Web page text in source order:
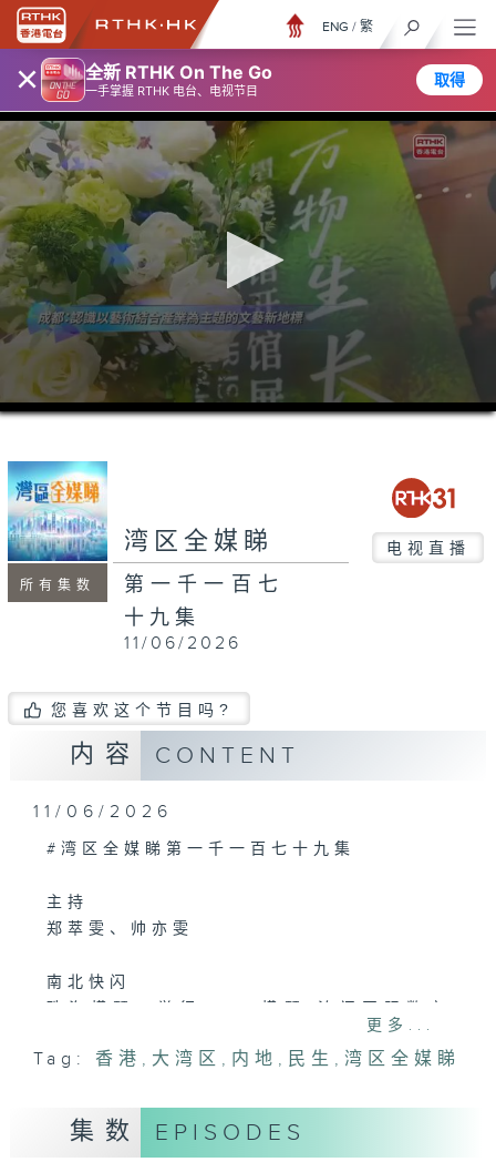
× 全新 RTHK On The Go
一手掌握 RTHK 电台、电视节目
取得
ENG / 繁
0
seconds
minutes,
7
seconds
所有集数
湾区全媒睇 电视直播
第一千一百七
十九集
11/06/2026
您喜欢这个节目吗?
内容 CONTENT
11/06/2026
#湾区全媒睇第一千一百七十九集
主持
郑萃雯、帅亦雯
南北快闪
江门：龙湾路沿线展开墙绘美化工程
无锡：梅园花溪月季花盛放
广西靖西：游客感受果园采摘果实乐趣
更多...
Tag: 香港 , 大湾区 , 内地 , 民生 ,湾区全媒睇
集数 EPISODES